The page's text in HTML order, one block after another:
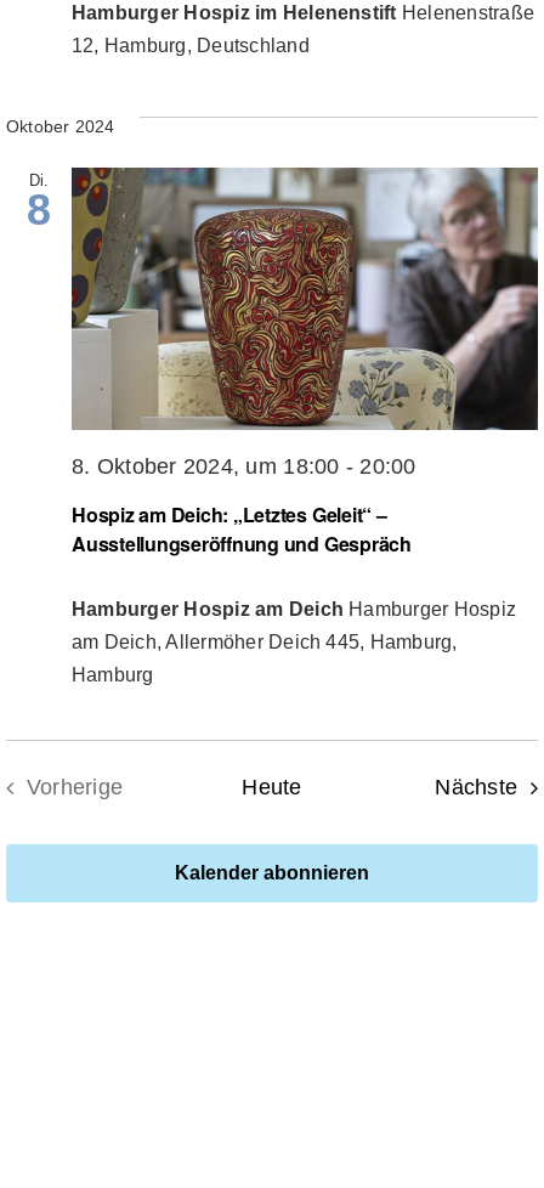
Hamburger Hospiz im Helenenstift Helenenstraße
12, Hamburg, Deutschland
Oktober 2024
Di.
8
Hospiz am Deich: „Letztes Geleit“ –
Ausstellungseröffnung und Gespräch
8. Oktober 2024, um 18:00 - 20:00
Hamburger Hospiz am Deich Hamburger Hospiz
am Deich, Allermöher Deich 445, Hamburg,
Hamburg
Vorherige
Heute Nächste
Kalender abonnieren